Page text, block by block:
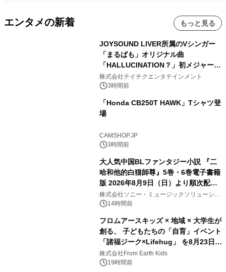
エンタメの新着 もっと見る
JOYSOUND LIVER所属のVシンガー
「まるぱも」オリジナル曲
「HALLUCINATION？」初メジャー配
信リリース決定！
株式会社テイチクエンタテインメント
3時間前
「Honda CB250T HAWK」Tシャツ登
場
CAMSHOP.JP
3時間前
大人気中国BLファンタジー小説 『二
哈和他的白猫師尊』5巻・6巻電子書籍
版 2026年8月9日（日）より順次配信
開始
株式会社ソニー・ミュージックソリューショ
ンズ14時間前
フロムアースキッズ × 地域 × 大学生が
創る、 子どもたちの「自育」イベント
「諸福ジーク×Lifehug」 を8月23日
(日)開催
株式会社From Earth Kids
19時間前